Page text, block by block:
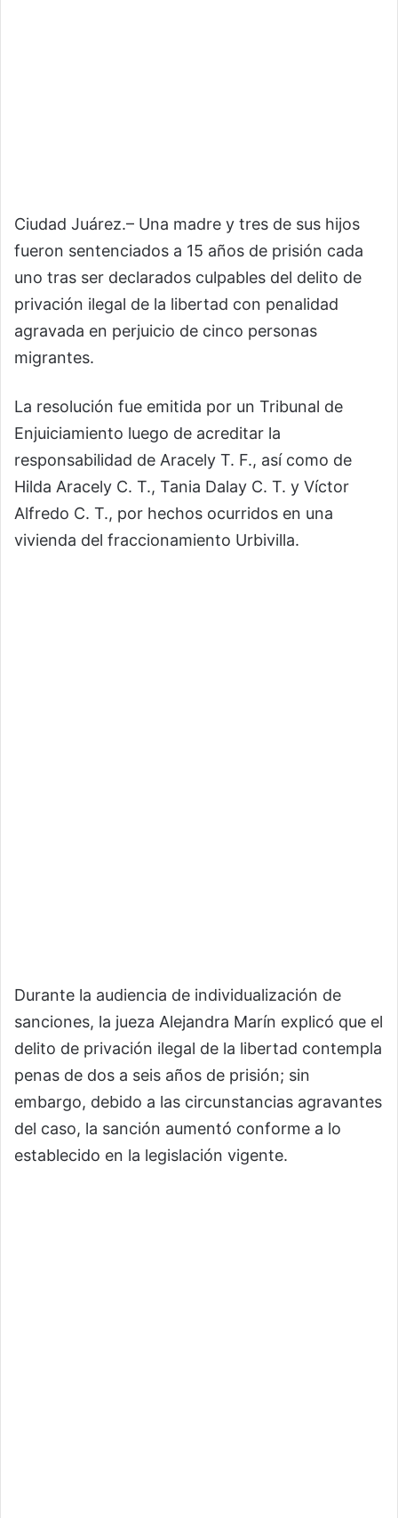
Ciudad Juárez.– Una madre y tres de sus hijos
fueron sentenciados a 15 años de prisión cada
uno tras ser declarados culpables del delito de
privación ilegal de la libertad con penalidad
agravada en perjuicio de cinco personas
migrantes.
La resolución fue emitida por un Tribunal de
Enjuiciamiento luego de acreditar la
responsabilidad de Aracely T. F., así como de
Hilda Aracely C. T., Tania Dalay C. T. y Víctor
Alfredo C. T., por hechos ocurridos en una
vivienda del fraccionamiento Urbivilla.
Durante la audiencia de individualización de
sanciones, la jueza Alejandra Marín explicó que el
delito de privación ilegal de la libertad contempla
penas de dos a seis años de prisión; sin
embargo, debido a las circunstancias agravantes
del caso, la sanción aumentó conforme a lo
establecido en la legislación vigente.